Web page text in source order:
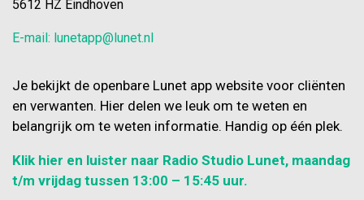
5612 HZ Eindhoven
E-mail: lunetapp@lunet.nl
Je bekijkt de openbare Lunet app website voor cliënten
en verwanten. Hier delen we leuk om te weten en
belangrijk om te weten informatie. Handig op één plek.
Klik hier en luister naar Radio Studio Lunet, maandag
t/m vrijdag tussen 13:00 – 15:45 uur.